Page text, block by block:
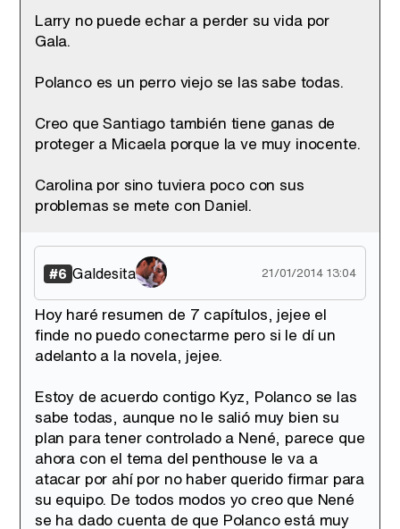
Larry no puede echar a perder su vida por
Gala.
Polanco es un perro viejo se las sabe todas.
Creo que Santiago también tiene ganas de
proteger a Micaela porque la ve muy inocente.
Carolina por sino tuviera poco con sus
problemas se mete con Daniel.
#6 Galdesita 21/01/2014 13:04
Hoy haré resumen de 7 capítulos, jejee el
finde no puedo conectarme pero si le dí un
adelanto a la novela, jejee.
Estoy de acuerdo contigo Kyz, Polanco se las
sabe todas, aunque no le salió muy bien su
plan para tener controlado a Nené, parece que
ahora con el tema del penthouse le va a
atacar por ahí por no haber querido firmar para
su equipo. De todos modos yo creo que Nené
se ha dado cuenta de que Polanco está muy